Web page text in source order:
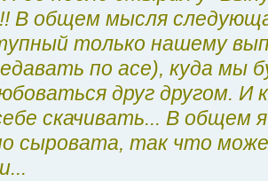
В общем мысля
только нашему
по асе), куда мы
друг другом. И
скачивать... В общем
сыровата, так что